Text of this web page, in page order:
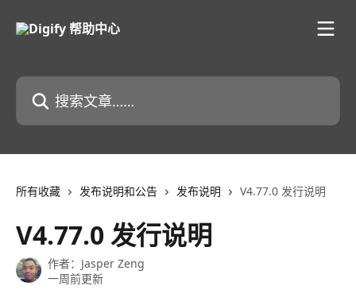
搜索文章……
所有收藏 发布说明和公告 发布说明 V4.77.0 发行说明
V4.77.0 发行说明
作者： Jasper Zeng
一周前更新